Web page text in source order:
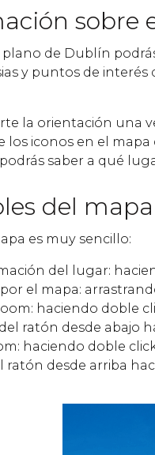
sobre
de Dublín
y puntos de
la orientación una
los iconos en el
saber a qué
del
es muy sencillo:
del lugar:
el mapa:
haciendo doble
ratón desde abajo
haciendo doble
ratón desde arriba